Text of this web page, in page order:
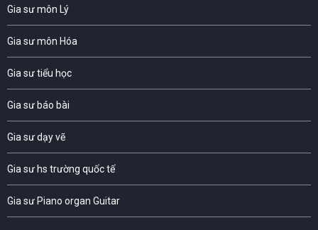
Gia sư môn Lý
Gia sư môn Hóa
Gia sư tiểu học
Gia sư báo bài
Gia sư dạy vẽ
Gia sư hs trường quốc tế
Gia sư Piano organ Guitar